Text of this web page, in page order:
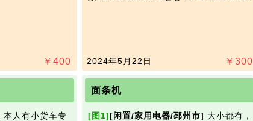
￥ 400 ￥ 300
2024年5月22日
本人有小货车专
面条机
[图1][闲置/家用电器/邳州市] 大小都有，